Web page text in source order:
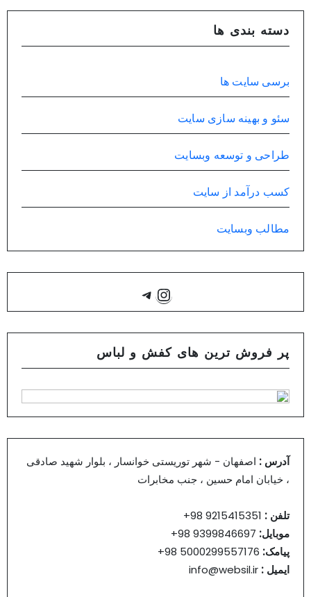
دسته بندی ها
برسی سایت ها
سئو و بهینه سازی سایت
طراحی و توسعه وبسایت
کسب درآمد از سایت
مطالب وبسایت
Instagram
Telegram
پر فروش ترین های کفش و لباس
آدرس : اصفهان - شهر توریستی خوانسار ، بلوار شهید صادقی
، خیابان امام حسین ، جنب مخابرات
تلفن :
موبایل:
پیامک:
ایمیل :